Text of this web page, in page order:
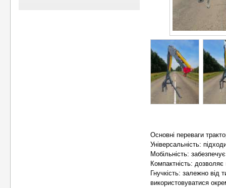
Основні переваги
Універсальність:
Мобільність:
Компактність:
Гнучкість: залежно від
використовуватися